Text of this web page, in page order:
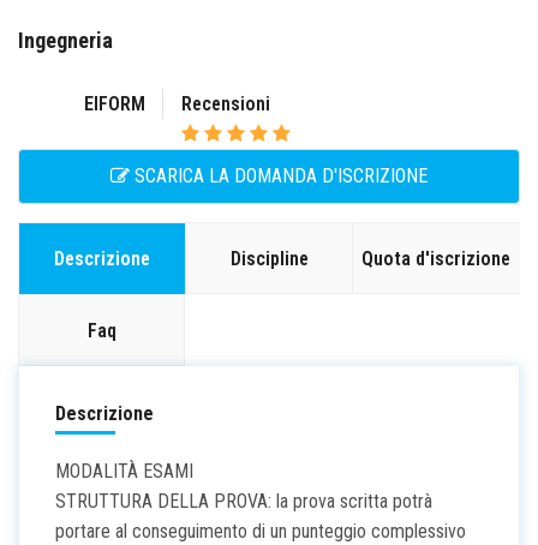
LAVORA CON NOI
CONTATTI
Ingegneria
EIFORM Recensioni
SCARICA LA DOMANDA D'ISCRIZIONE
Descrizione Discipline Quota d'iscrizione
Faq
Descrizione
MODALITÀ ESAMI
STRUTTURA DELLA PROVA: la prova scritta potrà
portare al conseguimento di un punteggio complessivo